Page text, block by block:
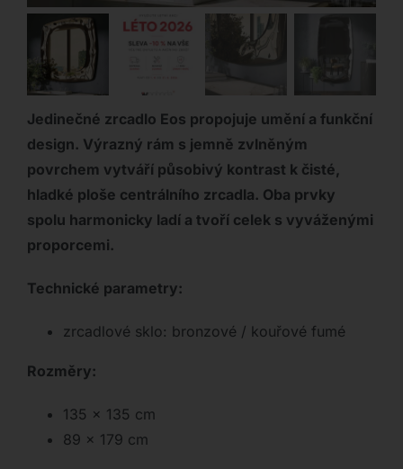
Jedinečné zrcadlo Eos propojuje umění a funkční
design. Výrazný rám s jemně zvlněným
povrchem vytváří působivý kontrast k čisté,
hladké ploše centrálního zrcadla. Oba prvky
spolu harmonicky ladí a tvoří celek s vyváženými
proporcemi.
Technické parametry:
zrcadlové sklo: bronzové / kouřové fumé
Rozměry:
135 x 135 cm
89 x 179 cm